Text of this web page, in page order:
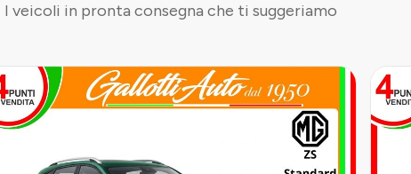
I veicoli in pronta consegna che ti suggeriamo